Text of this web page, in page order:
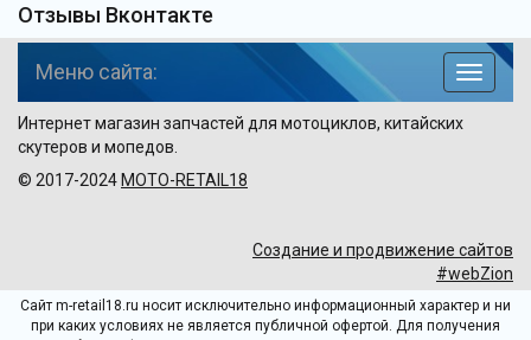
Отзывы Вконтакте
по
Меню сайта:
Интернет магазин запчастей для мотоциклов, китайских
скутеров и мопедов.
© 2017-2024 MOTO-RETAIL18
Создание и продвижение сайтов
#webZion
Сайт m-retail18.ru носит исключительно информационный характер и ни
при каких условиях не является публичной офертой. Для получения